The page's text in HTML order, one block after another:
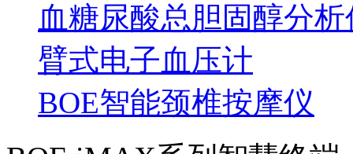
血糖尿酸总胆固醇分析
臂式电子血压计
BOE智能颈椎按摩仪